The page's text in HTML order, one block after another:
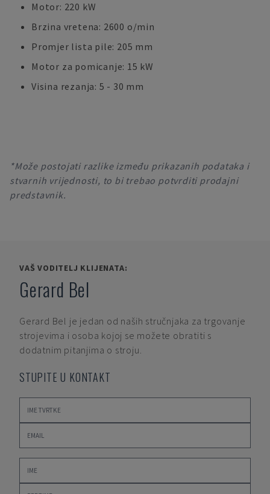
Motor: 220 kW
Brzina vretena: 2600 o/min
Promjer lista pile: 205 mm
Motor za pomicanje: 15 kW
Visina rezanja: 5 - 30 mm
*Može postojati razlike između prikazanih podataka i
stvarnih vrijednosti, to bi trebao potvrditi prodajni
predstavnik.
VAŠ VODITELJ KLIJENATA:
Gerard Bel
Gerard Bel je jedan od naših stručnjaka za trgovanje
strojevima i osoba kojoj se možete obratiti s
dodatnim pitanjima o stroju.
STUPITE U KONTAKT